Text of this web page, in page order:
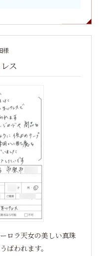
様
ス
ロラ天女の美しい真珠
ばわれます。